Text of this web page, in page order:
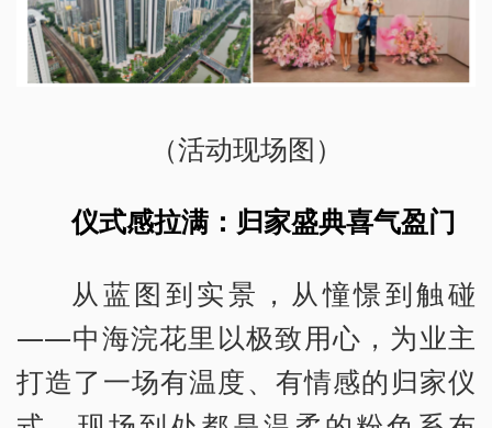
（活动现场图）
仪式感拉满：归家盛典喜气盈门
从蓝图到实景，从憧憬到触碰
——中海浣花里以极致用心，为业主
打造了一场有温度、有情感的归家仪